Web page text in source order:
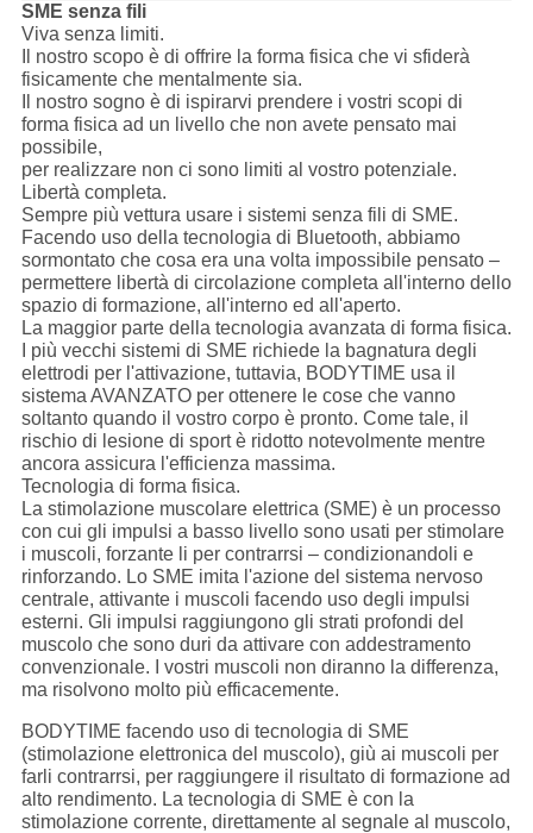
SME senza fili
Viva senza limiti.
Il nostro scopo è di offrire la forma fisica che vi sfiderà
fisicamente che mentalmente sia.
Il nostro sogno è di ispirarvi prendere i vostri scopi di
forma fisica ad un livello che non avete pensato mai
possibile,
per realizzare non ci sono limiti al vostro potenziale.
Libertà completa.
Sempre più vettura usare i sistemi senza fili di SME.
Facendo uso della tecnologia di Bluetooth, abbiamo
sormontato che cosa era una volta impossibile pensato –
permettere libertà di circolazione completa all'interno dello
spazio di formazione, all'interno ed all'aperto.
La maggior parte della tecnologia avanzata di forma fisica.
I più vecchi sistemi di SME richiede la bagnatura degli
elettrodi per l'attivazione, tuttavia, BODYTIME usa il
sistema AVANZATO per ottenere le cose che vanno
soltanto quando il vostro corpo è pronto. Come tale, il
rischio di lesione di sport è ridotto notevolmente mentre
ancora assicura l'efficienza massima.
Tecnologia di forma fisica.
La stimolazione muscolare elettrica (SME) è un processo
con cui gli impulsi a basso livello sono usati per stimolare
i muscoli, forzante li per contrarrsi – condizionandoli e
rinforzando. Lo SME imita l'azione del sistema nervoso
centrale, attivante i muscoli facendo uso degli impulsi
esterni. Gli impulsi raggiungono gli strati profondi del
muscolo che sono duri da attivare con addestramento
convenzionale. I vostri muscoli non diranno la differenza,
ma risolvono molto più efficacemente.
BODYTIME facendo uso di tecnologia di SME
(stimolazione elettronica del muscolo), giù ai muscoli per
farli contrarrsi, per raggiungere il risultato di formazione ad
alto rendimento. La tecnologia di SME è con la
stimolazione corrente, direttamente al segnale al muscolo,